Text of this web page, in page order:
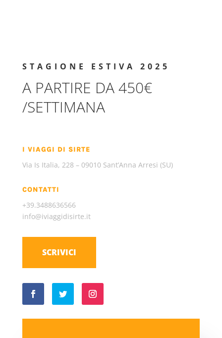
STAGIONE ESTIVA 2025
A PARTIRE DA 450€
/SETTIMANA
I VIAGGI DI SIRTE
Via Is Italia, 228 – 09010 Sant’Anna Arresi (SU)
CONTATTI
+39.3488636566
info@iviaggidisirte.it
SCRIVICI